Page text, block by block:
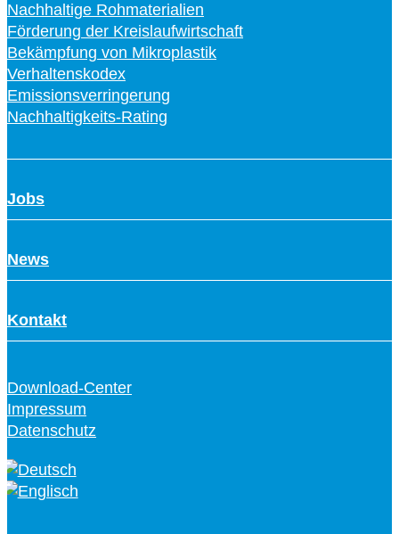
Nachhaltige Rohmaterialien
Förderung der Kreislaufwirtschaft
Bekämpfung von Mikroplastik
Verhaltenskodex
Emissionsverringerung
Nachhaltigkeits-Rating
Jobs
News
Kontakt
Download-Center
Impressum
Datenschutz